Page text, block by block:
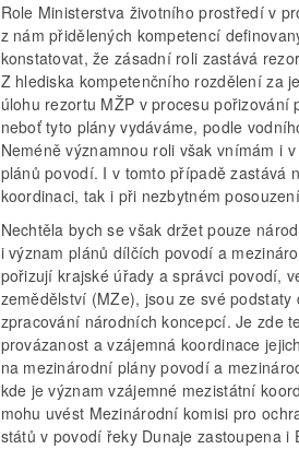
Role Ministerstva životního prostředí v
z nám přidělených kompetencí
konstatovat, že zásadní roli zastává
Z hlediska kompetenčního rozdělení za
úlohu rezortu MŽP v procesu
neboť tyto plány vydáváme, podle
Neméně významnou roli však vnímám i
plánů povodí. I v tomto případě zastává
koordinaci, tak i při nezbytném
Nechtěla bych se však držet pouze
i význam plánů dílčích povodí a
pořizují krajské úřady a správci povodí,
zemědělství (MZe), jsou ze své
zpracování národních koncepcí. Je zde
provázanost a vzájemná koordinace
na mezinárodní plány povodí a
kde je význam vzájemné mezistátní
mohu uvést Mezinárodní komisi pro
států v povodí řeky Dunaje zastoupena i